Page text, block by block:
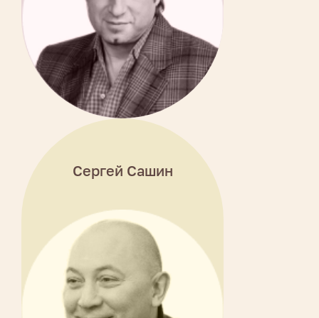
Сергей Сашин